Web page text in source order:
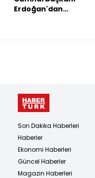
Erdoğan'dan
Son Dakika Haberleri
Haberler
Ekonomi Haberleri
Güncel Haberler
Magazin Haberleri